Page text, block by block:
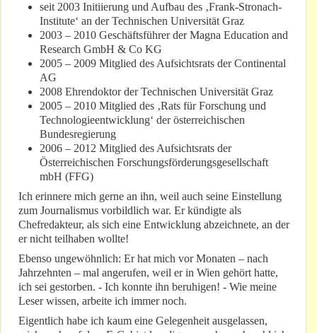
seit 2003 Initiierung und Aufbau des ‚Frank-Stronach-
Institute‘ an der Technischen Universität Graz
2003 – 2010 Geschäftsführer der Magna Education and
Research GmbH & Co KG
2005 – 2009 Mitglied des Aufsichtsrats der Continental
AG
2008 Ehrendoktor der Technischen Universität Graz
2005 – 2010 Mitglied des ‚Rats für Forschung und
Technologieentwicklung‘ der österreichischen
Bundesregierung
2006 – 2012 Mitglied des Aufsichtsrats der
Österreichischen Forschungsförderungsgesellschaft
mbH (FFG)
Ich erinnere mich gerne an ihn, weil auch seine Einstellung
zum Journalismus vorbildlich war. Er kündigte als
Chefredakteur, als sich eine Entwicklung abzeichnete, an der
er nicht teilhaben wollte!
Ebenso ungewöhnlich: Er hat mich vor Monaten – nach
Jahrzehnten – mal angerufen, weil er in Wien gehört hatte,
ich sei gestorben. - Ich konnte ihn beruhigen! - Wie meine
Leser wissen, arbeite ich immer noch.
Eigentlich habe ich kaum eine Gelegenheit ausgelassen,